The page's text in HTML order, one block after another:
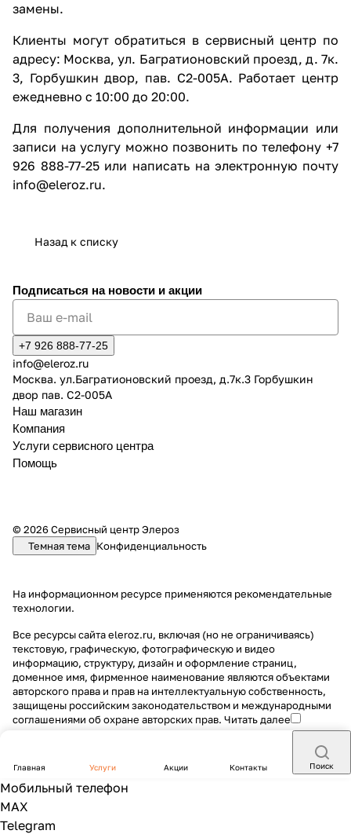
замены.
Клиенты могут обратиться в сервисный центр по
адресу: Москва, ул. Багратионовский проезд, д. 7к.
3, Горбушкин двор, пав. C2-005A. Работает центр
ежедневно с 10:00 до 20:00.
Для получения дополнительной информации или
записи на услугу можно позвонить по телефону +7
926 888-77-25 или написать на электронную почту
info@eleroz.ru.
Назад к списку
Главная Услуги Акции Контакты Поиск
Подписаться на новости и акции
+7 926 888-77-25
info@eleroz.ru
Москва. ул.Багратионовский проезд, д.7к.3 Горбушкин
двор пав. C2-005A
Наш магазин
Компания
Услуги сервисного центра
Помощь
© 2026 Сервисный центр Элероз
Темная тема Конфиденциальность
На информационном ресурсе применяются рекомендательные
технологии.
Все ресурсы сайта eleroz.ru, включая (но не ограничиваясь)
текстовую, графическую, фотографическую и видео
информацию, структуру, дизайн и оформление страниц,
доменное имя, фирменное наименование являются объектами
авторского права и прав на интеллектуальную собственность,
защищены российским законодательством и международными
соглашениями об охране авторских прав. Читать далее
Мобильный телефон
MAX
Telegram